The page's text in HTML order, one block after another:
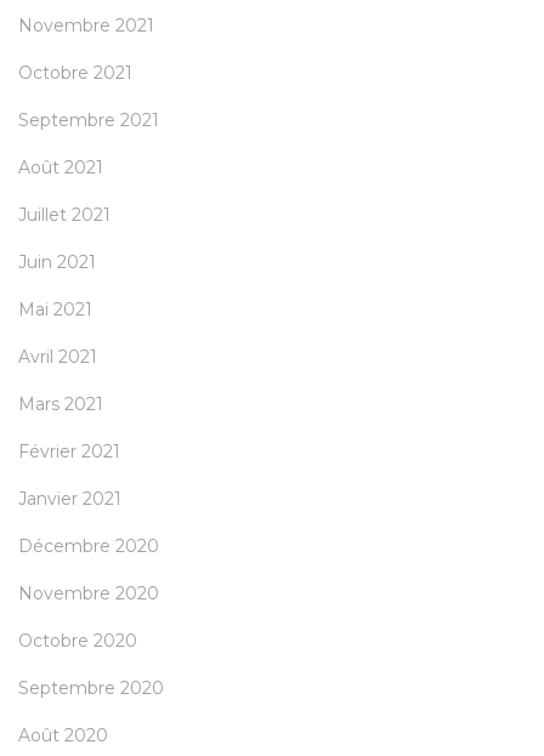
Novembre 2021
Octobre 2021
Septembre 2021
Août 2021
Juillet 2021
Juin 2021
Mai 2021
Avril 2021
Mars 2021
Février 2021
Janvier 2021
Décembre 2020
Novembre 2020
Octobre 2020
Septembre 2020
Août 2020